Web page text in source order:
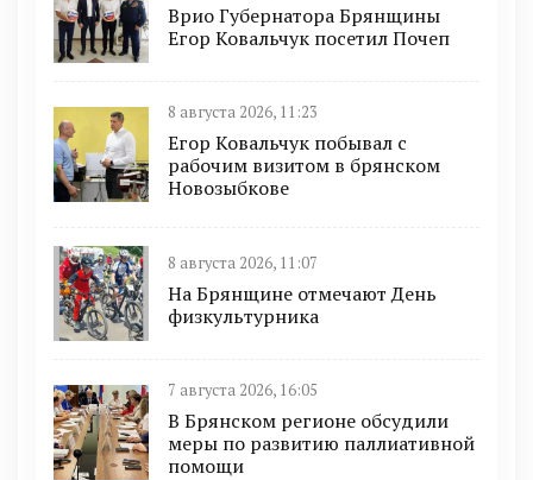
Врио Губернатора Брянщины
Егор Ковальчук посетил Почеп
8 августа 2026, 11:23
Егор Ковальчук побывал с
рабочим визитом в брянском
Новозыбкове
8 августа 2026, 11:07
На Брянщине отмечают День
физкультурника
7 августа 2026, 16:05
В Брянском регионе обсудили
меры по развитию паллиативной
помощи